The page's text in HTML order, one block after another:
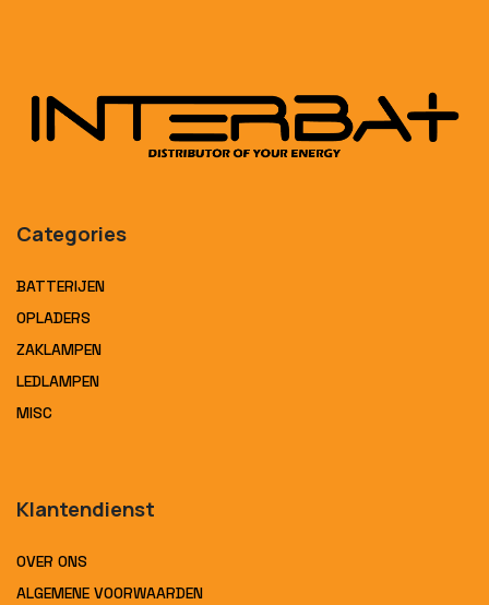
Categories
BATTERIJEN
OPLADERS
ZAKLAMPEN
LEDLAMPEN
MISC
Klantendienst
OVER ONS
ALGEMENE VOORWAARDEN